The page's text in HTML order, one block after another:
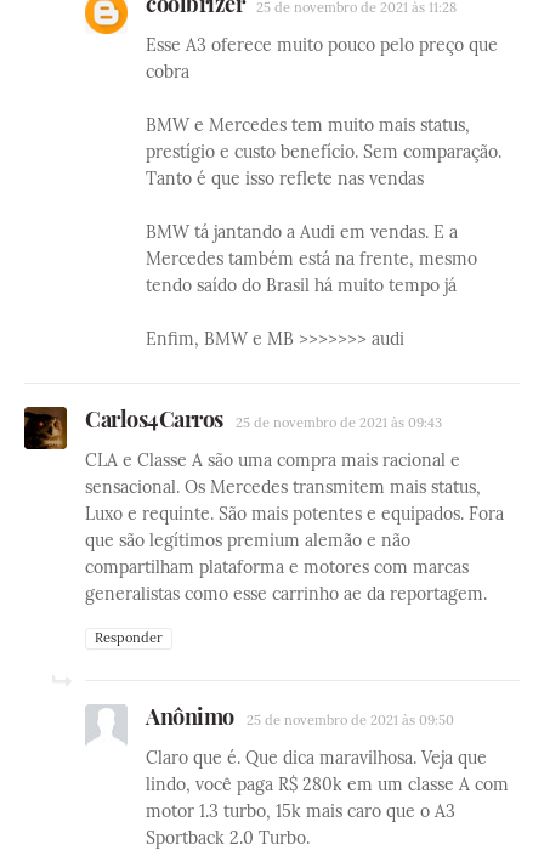
25 de novembro de 2021 às 11:28
Esse A3 oferece muito pouco pelo preço que
cobra
BMW e Mercedes tem muito mais status,
prestígio e custo benefício. Sem comparação.
Tanto é que isso reflete nas vendas
BMW tá jantando a Audi em vendas. E a
Mercedes também está na frente, mesmo
tendo saído do Brasil há muito tempo já
Enfim, BMW e MB >>>>>>> audi
Carlos4Carros 25 de novembro de 2021 às 09:43
CLA e Classe A são uma compra mais racional e
sensacional. Os Mercedes transmitem mais status,
Luxo e requinte. São mais potentes e equipados. Fora
que são legítimos premium alemão e não
compartilham plataforma e motores com marcas
generalistas como esse carrinho ae da reportagem.
Responder
Anônimo 25 de novembro de 2021 às 09:50
Claro que é. Que dica maravilhosa. Veja que
lindo, você paga R$ 280k em um classe A com
motor 1.3 turbo, 15k mais caro que o A3
Sportback 2.0 Turbo.